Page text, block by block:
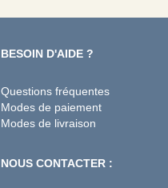
BESOIN D'AIDE ?
Questions fréquentes
Modes de paiement
Modes de livraison
NOUS CONTACTER :